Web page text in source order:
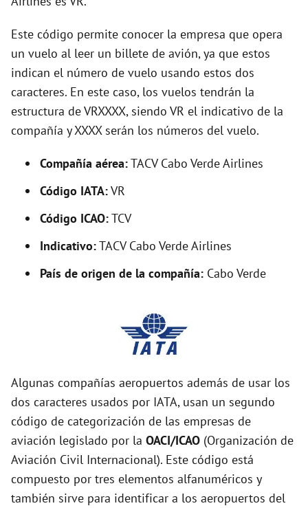
Este código permite conocer la empresa que opera
un vuelo al leer un billete de avión, ya que estos
indican el número de vuelo usando estos dos
caracteres. En este caso, los vuelos tendrán la
estructura de VRXXXX, siendo VR el indicativo de la
compañía y XXXX serán los números del vuelo.
Compañía aérea:TACV Cabo Verde Airlines
Código IATA:VR
Código ICAO:TCV
Indicativo:TACV Cabo Verde Airlines
País de origen de la compañía: Cabo Verde
Algunas compañías aeropuertos además de usar los
dos caracteres usados por IATA, usan un segundo
código de categorización de las empresas de
aviación legislado por la OACI/ICAO (Organización de
Aviación Civil Internacional). Este código está
compuesto por tres elementos alfanuméricos y
también sirve para identificar a los aeropuertos del